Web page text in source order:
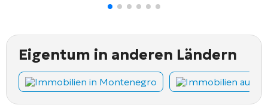
Eigentum in anderen Ländern
Immobilien in Montenegro Immobilien auf